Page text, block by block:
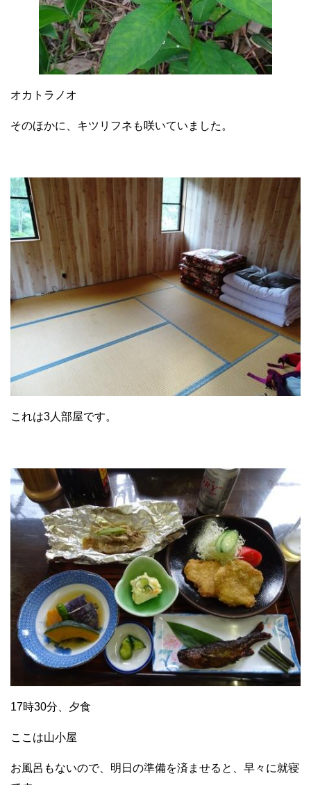
オカトラノオ
そのほかに、キツリフネも咲いていました。
これは3人部屋です。
17時30分、夕食
ここは山小屋
お風呂もないので、明日の準備を済ませると、早々に就寝